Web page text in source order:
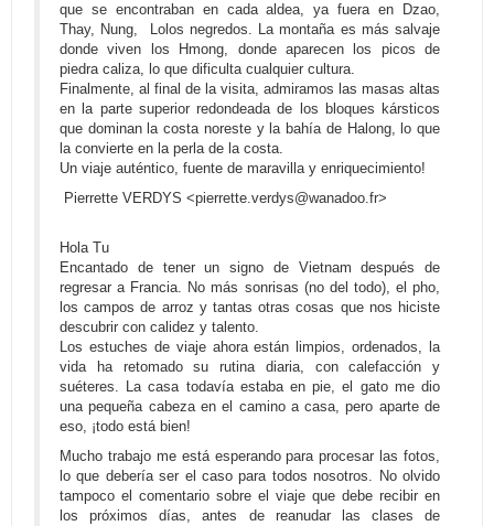
que se encontraban en cada aldea, ya fuera en Dzao,
Thay, Nung, Lolos negredos. La montaña es más salvaje
donde viven los Hmong, donde aparecen los picos de
piedra caliza, lo que dificulta cualquier cultura.
Finalmente, al final de la visita, admiramos las masas altas
en la parte superior redondeada de los bloques kársticos
que dominan la costa noreste y la bahía de Halong, lo que
la convierte en la perla de la costa.
Un viaje auténtico, fuente de maravilla y enriquecimiento!
Pierrette VERDYS <pierrette.verdys@wanadoo.fr>
Hola Tu
Encantado de tener un signo de Vietnam después de
regresar a Francia. No más sonrisas (no del todo), el pho,
los campos de arroz y tantas otras cosas que nos hiciste
descubrir con calidez y talento.
Los estuches de viaje ahora están limpios, ordenados, la
vida ha retomado su rutina diaria, con calefacción y
suéteres. La casa todavía estaba en pie, el gato me dio
una pequeña cabeza en el camino a casa, pero aparte de
eso, ¡todo está bien!
Mucho trabajo me está esperando para procesar las fotos,
lo que debería ser el caso para todos nosotros. No olvido
tampoco el comentario sobre el viaje que debe recibir en
los próximos días, antes de reanudar las clases de